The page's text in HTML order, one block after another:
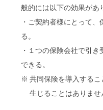
般的には以下の効果があ
・ご契約者様にとって
る。
・１つの保険会社で引
できる。
共同保険を導入する
生じることはありませ